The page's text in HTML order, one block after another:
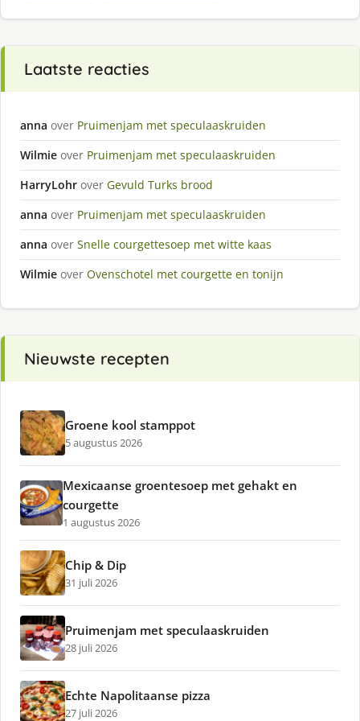
Laatste reacties
anna over Pruimenjam met speculaaskruiden
Wilmie over Pruimenjam met speculaaskruiden
HarryLohr over Gevuld Turks brood
anna over Pruimenjam met speculaaskruiden
anna over Snelle courgettesoep met witte kaas
Wilmie over Ovenschotel met courgette en tonijn
Nieuwste recepten
Groene kool stamppot
5 augustus 2026
Mexicaanse groentesoep met gehakt en
courgette
1 augustus 2026
Chip & Dip
31 juli 2026
Pruimenjam met speculaaskruiden
28 juli 2026
Echte Napolitaanse pizza
27 juli 2026